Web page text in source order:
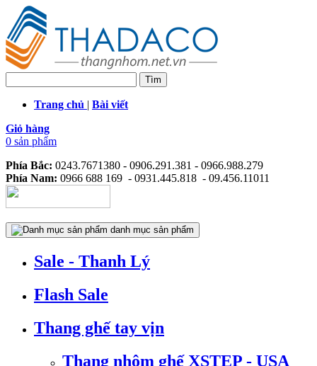
Trang chủ | Bài viết
Giỏ hàng
0 sản phẩm
Phía Bắc: 0243.7671380 - 0906.291.381 - 0966.988.279
Phía Nam: 0966 688 169 - 0931.445.818 - 09.456.11011
danh mục sản phẩm
Sale - Thanh Lý
Flash Sale
Thang ghế tay vịn
Thang nhôm ghế XSTEP - USA